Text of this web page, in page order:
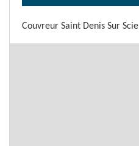
Couvreur Saint Denis Sur Scie